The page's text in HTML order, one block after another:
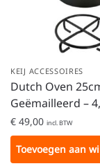
KEIJ ACCESSOIRES
Dutch Oven
Geëmailleerd –
€ 49,00 incl. BTW
Toevoegen aan